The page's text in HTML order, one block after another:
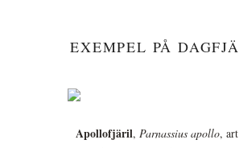
EXEMPEL PÅ
Apollofjäril, Parnassius apollo,